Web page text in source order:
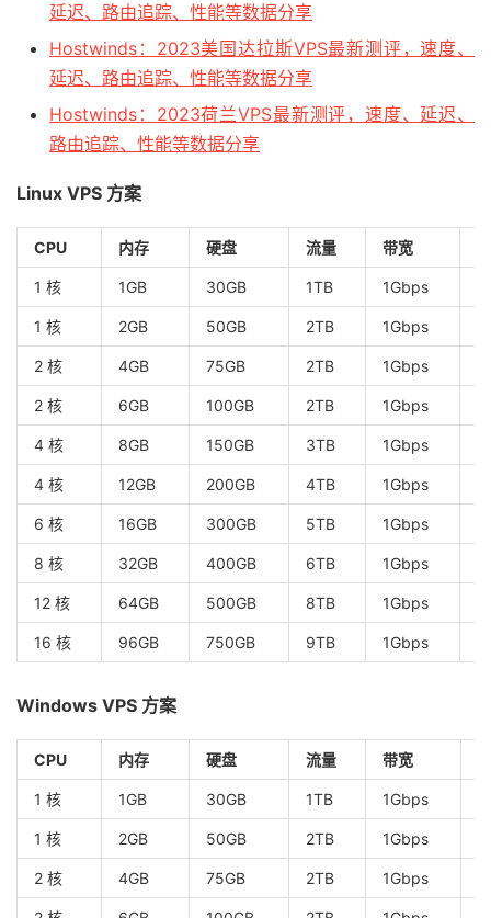
延迟、路由追踪、性能等数据分享
Hostwinds：2023美国达拉斯VPS最新测评，速度、
延迟、路由追踪、性能等数据分享
Hostwinds：2023荷兰VPS最新测评，速度、延迟、
路由追踪、性能等数据分享
Linux VPS 方案
CPU 内存 硬盘 流量 带宽
1 核 1GB 30GB 1TB 1Gbps
1 核 2GB 50GB 2TB 1Gbps
2 核 4GB 75GB 2TB 1Gbps
2 核 6GB 100GB 2TB 1Gbps
4 核 8GB 150GB 3TB 1Gbps
4 核 12GB 200GB 4TB 1Gbps
6 核 16GB 300GB 5TB 1Gbps
8 核 32GB 400GB 6TB 1Gbps
12 核 64GB 500GB 8TB 1Gbps
16 核 96GB 750GB 9TB 1Gbps
Windows VPS 方案
CPU 内存 硬盘 流量 带宽
1 核 1GB 30GB 1TB 1Gbps
1 核 2GB 50GB 2TB 1Gbps
2 核 4GB 75GB 2TB 1Gbps